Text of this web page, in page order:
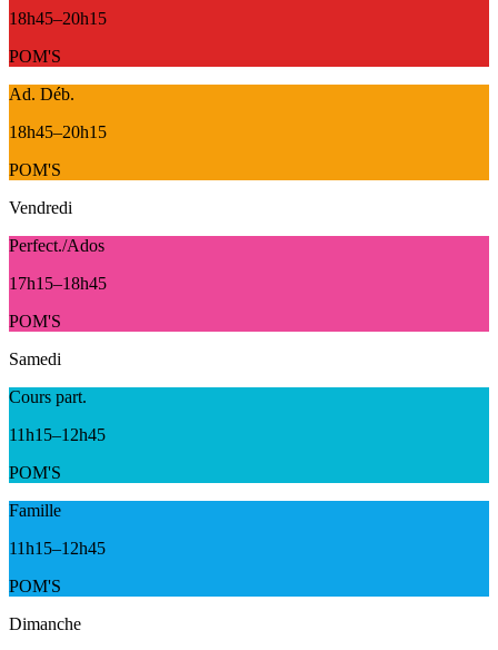
18h45–20h15
POM'S
Ad. Déb.
18h45–20h15
POM'S
Vendredi
Perfect./Ados
17h15–18h45
POM'S
Samedi
Cours part.
11h15–12h45
POM'S
Famille
11h15–12h45
POM'S
Dimanche